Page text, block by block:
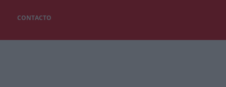
CONTACTO